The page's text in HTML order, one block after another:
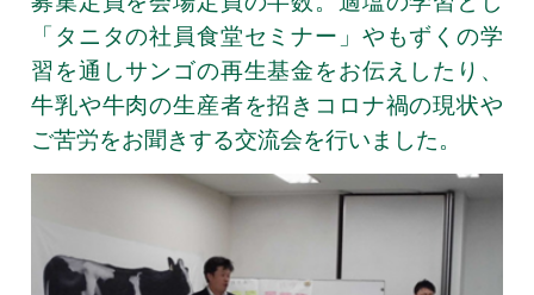
「タニタの社員食堂セミナー」やもずくの学
習を通しサンゴの再生基金をお伝えしたり、
牛乳や牛肉の生産者を招きコロナ禍の現状や
ご苦労をお聞きする交流会を行いました。